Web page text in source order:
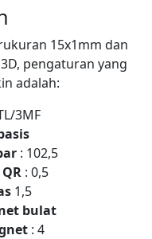
15x1mm dan
pengaturan yang
adalah:
3MF
: 102,5
: 0,5
1,5
bulat
: 4